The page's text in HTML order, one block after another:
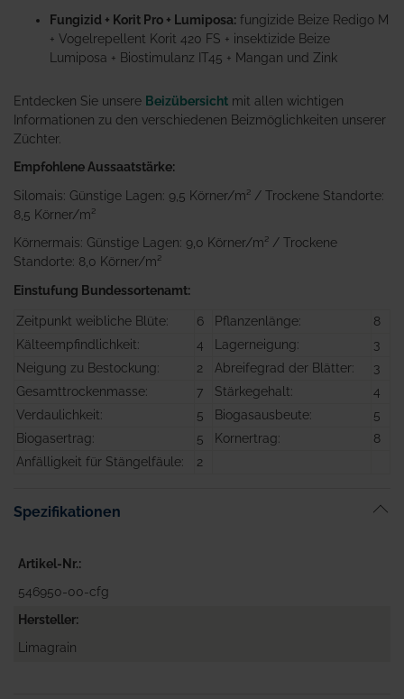
Fungizid + Korit Pro + Lumiposa: fungizide Beize Redigo M
+ Vogelrepellent Korit 420 FS + insektizide Beize
Lumiposa + Biostimulanz IT45 + Mangan und Zink
Entdecken Sie unsere Beizübersicht mit allen wichtigen
Informationen zu den verschiedenen Beizmöglichkeiten unserer
Züchter.
Empfohlene Aussaatstärke:
Silomais: Günstige Lagen: 9,5 Körner/m² / Trockene Standorte:
8,5 Körner/m²
Körnermais: Günstige Lagen: 9,0 Körner/m² / Trockene
Standorte: 8,0 Körner/m²
Einstufung Bundessortenamt:
Zeitpunkt weibliche Blüte: 6 Pflanzenlänge:
8
Kälteempfindlichkeit:
4 Lagerneigung:
3
Neigung zu Bestockung:
2 Abreifegrad der Blätter:
3
Gesamttrockenmasse:
7 Stärkegehalt:
4
Verdaulichkeit:
5 Biogasausbeute:
5
Biogasertrag:
5 Kornertrag:
8
Anfälligkeit für Stängelfäule:
2
Spezifikationen
Artikel-Nr.
546950-00-cfg
Hersteller
Limagrain